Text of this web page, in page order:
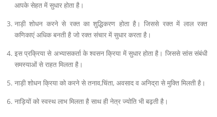
आपके सेहत में सुधार होता है।
नाड़ी शोधन करने से रक्त का शुद्धिकरण होता है। जिससे रक्त में लाल रक्त
कणिकाएं अधिक बनती है जो रक्त संचार में सुधार करता है।
इस प्रक्रिया से अभ्यासकर्ता के श्वसन क्रिया में सुधार होता है। जिससे सांस संबंधी
समस्याओं से राहत मिलता है।
नाड़ी शोधन क्रिया को करने से तनाव,चिंता, अवसाद व अनिद्रा से मुक्ति मिलती है।
नाड़ियों को स्वस्थ लाभ मिलता है साथ ही नेत्र ज्योति भी बढ़ती है।